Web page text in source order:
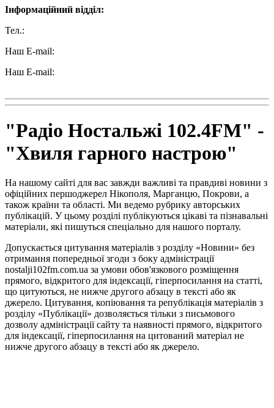
Інформаційний відділ:
Тел.:
Наш E-mail:
Наш E-mail:
"Радіо Ностальжі 102.4FM" -
"Хвиля гарного настрою"
На нашому сайті для вас завжди важливі та правдиві новини з
офіційних першоджерел Нікополя, Марганцю, Покрови, а
також країни та області. Ми ведемо рубрику авторських
публікацій. У цьому розділі публікуються цікаві та пізнавальні
матеріали, які пишуться спеціально для нашого порталу.
Допускається цитування матеріалів з розділу «Новини» без
отримання попередньої згоди з боку адміністрації
nostalji102fm.com.ua за умови обов'язкового розміщення
прямого, відкритого для індексації, гіперпосилання на статті,
що цитуються, не нижче другого абзацу в тексті або як
джерело. Цитування, копіювання та републікація матеріалів з
розділу «Публікації» дозволяється тільки з письмового
дозволу адміністрації сайту та наявності прямого, відкритого
для індексації, гіперпосилання на цитований матеріал не
нижче другого абзацу в тексті або як джерело.